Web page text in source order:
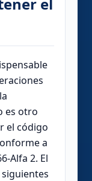
es otro
el código
a
Alfa 2. El
siguientes